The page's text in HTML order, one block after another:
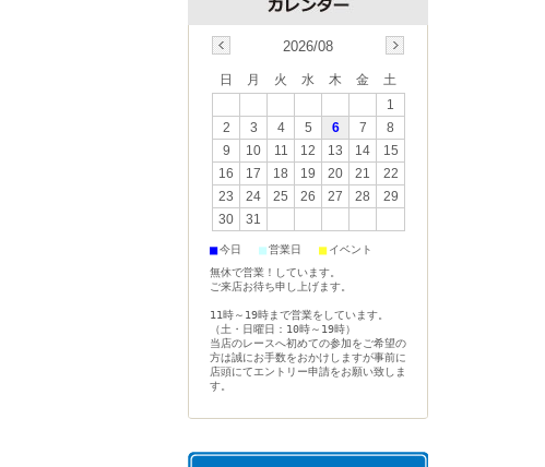
2026/08
日 月 火 水 木 金
土
1
2
3 4 5 6 7
8
9
10 11 12 13 14
15
16
17 18 19 20 21
22
23
24 25 26 27 28
29
30
31
■今日 ■営業日 ■ イベント
無休で営業！しています。
ご来店お待ち申し上げます。
11時～19時まで営業をしています。
（土・日曜日：10時～19時）
当店のレースへ初めての参加をご希望の
方は誠にお手数をおかけしますが事前に
店頭にてエントリー申請をお願い致しま
す。